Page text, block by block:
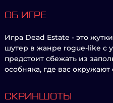
ОБ ИГРЕ
Игра Dead Estate - это
шутер в жанре rogue-like с
предстоит сбежать из
особняка, где вас
СКРИНШОТЫ